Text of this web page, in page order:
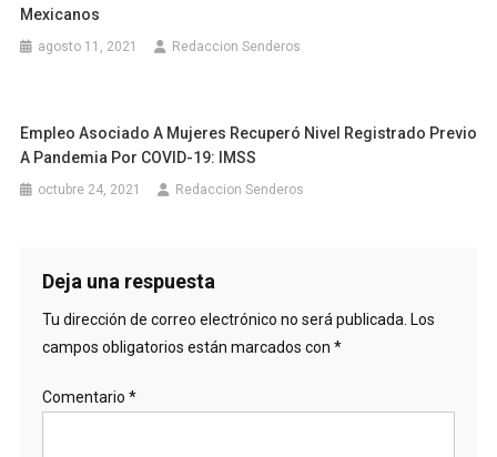
Mexicanos
agosto 11, 2021 Redaccion Senderos
Empleo Asociado A Mujeres Recuperó Nivel Registrado Previo
A Pandemia Por COVID-19: IMSS
octubre 24, 2021 Redaccion Senderos
Deja una respuesta
Tu dirección de correo electrónico no será publicada. Los
campos obligatorios están marcados con *
Comentario *